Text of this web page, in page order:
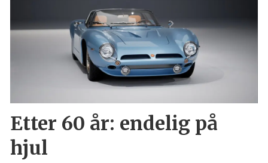
Etter 60 år: endelig på
hjul